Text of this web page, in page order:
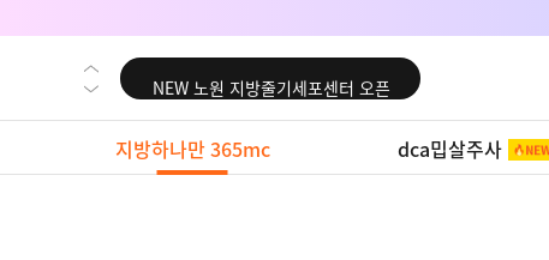
NEW 대전 지방줄기세포센터 오픈
NEW 노원 지방줄기세포센터 오픈
NEW 미국 LA점 오픈
NEW 부산 지방줄기세포센터 오픈
지방하나만 365mc dca밉살주사